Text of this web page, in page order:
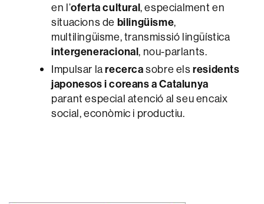
en l’oferta cultural, especialment en
situacions de bilingüisme,
multilingüisme, transmissió lingüística
intergeneracional, nou-parlants.
Impulsar larecercasobre elsresidents
japonesos i coreans a Catalunya
parant especial atenció al seu encaix
social, econòmic i productiu.